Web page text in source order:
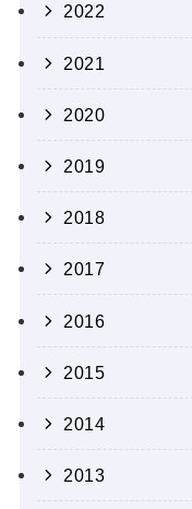
2022
2021
2020
2019
2018
2017
2016
2015
2014
2013